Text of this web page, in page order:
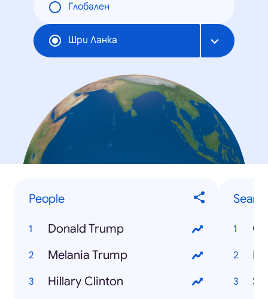
Глобален
Шри Ланка
People
Donald Trump
Melania Trump
Hillary Clinton